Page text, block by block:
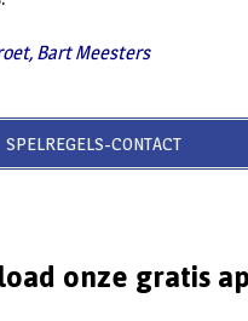
Bart Meesters
SPELREGELS-CONTACT
onze gratis